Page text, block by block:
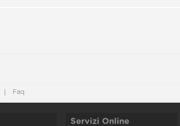
Faq
Servizi Online